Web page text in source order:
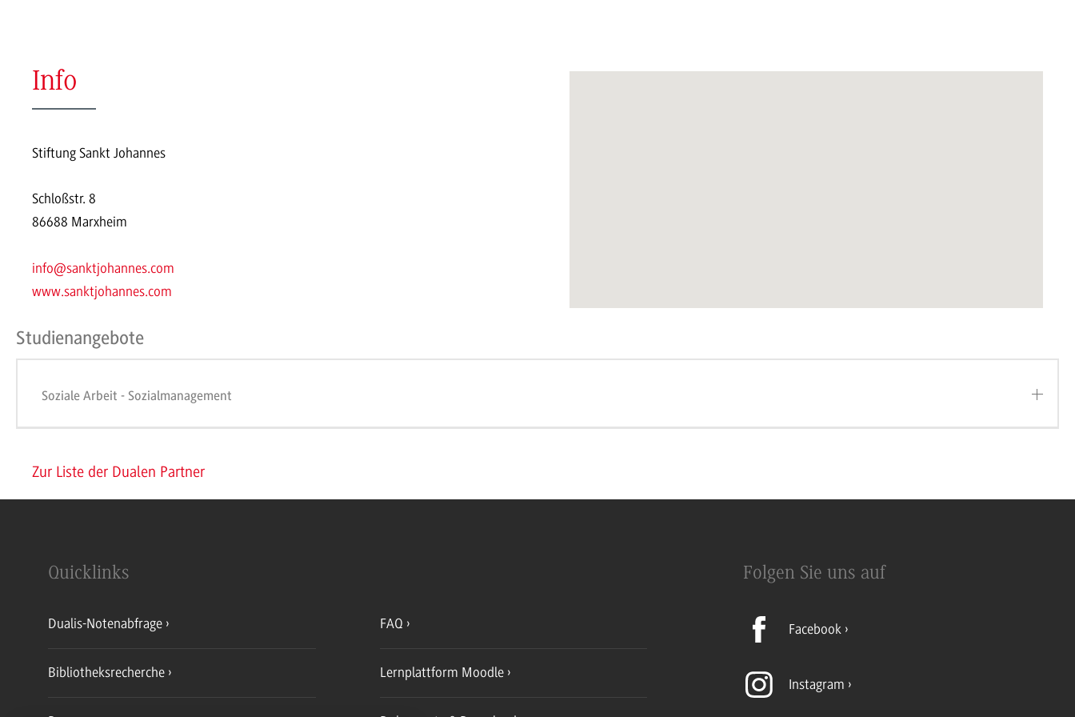
Info
Stiftung Sankt Johannes
Schloßstr. 8
86688 Marxheim
info@sanktjohannes.com
www.sanktjohannes.com
Studienangebote
Soziale Arbeit - Sozialmanagement
Zur Liste der Dualen Partner
Quicklinks
Dualis-Notenabfrage FAQ
Bibliotheksrecherche Lernplattform Moodle
Folgen Sie uns auf
Facebook
Instagram